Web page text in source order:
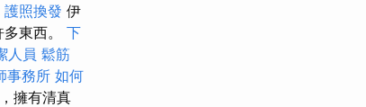
護照換發 伊
東西。 下
人員 鬆筋
事務所 如何
擁有清真